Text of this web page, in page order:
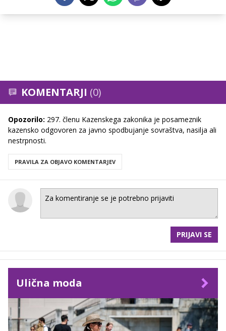
KOMENTARJI (0)
Opozorilo: 297. členu Kazenskega zakonika je posameznik
kazensko odgovoren za javno spodbujanje sovraštva, nasilja ali
nestrpnosti.
PRAVILA ZA OBJAVO KOMENTARJEV
PRIJAVI SE
Ulična moda